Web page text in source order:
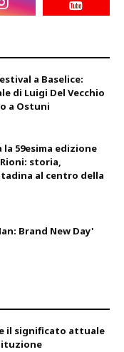
a Baselice:
di Luigi Del Vecchio
a Ostuni
59esima edizione
storia,
al centro della
Brand New Day'
il significato attuale